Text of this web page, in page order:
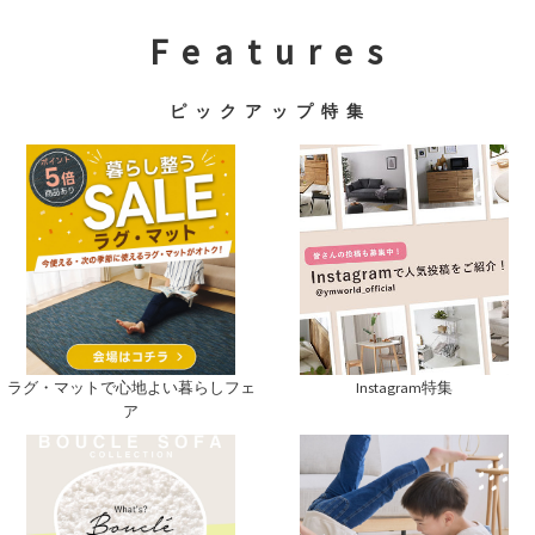
F e a t u r e s
ピ ッ ク ア ッ プ 特 集
ラグ・マットで心地よい暮らしフェ
ア
Instagram特集